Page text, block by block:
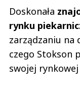
Doskonała
rynku
zarządzaniu na
czego Stokson
swojej